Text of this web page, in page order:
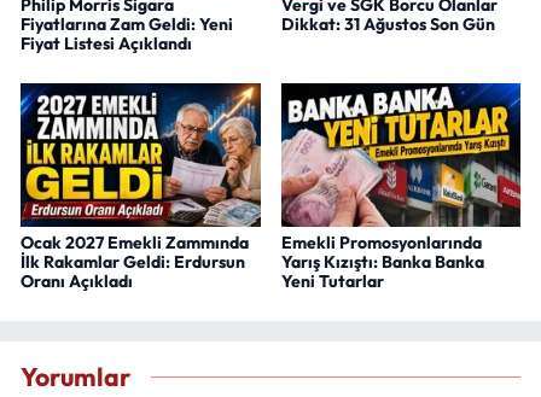
Philip Morris Sigara
Fiyatlarına Zam Geldi: Yeni
Fiyat Listesi Açıklandı
Vergi ve SGK Borcu Olanlar
Dikkat: 31 Ağustos Son Gün
Ocak 2027 Emekli Zammında
İlk Rakamlar Geldi: Erdursun
Oranı Açıkladı
Emekli Promosyonlarında
Yarış Kızıştı: Banka Banka
Yeni Tutarlar
Yorumlar